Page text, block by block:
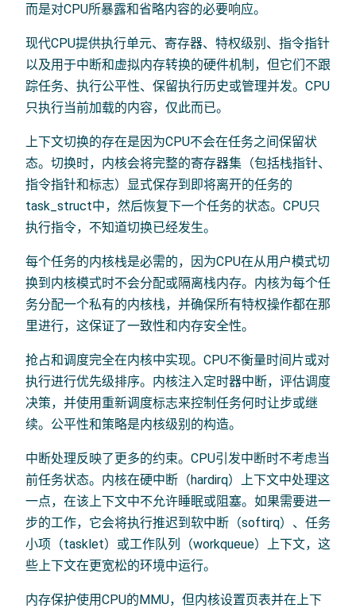
而是对CPU所暴露和省略内容的必要响应。
现代CPU提供执行单元、寄存器、特权级别、指令指针
以及用于中断和虚拟内存转换的硬件机制，但它们不跟
踪任务、执行公平性、保留执行历史或管理并发。CPU
只执行当前加载的内容，仅此而已。
上下文切换的存在是因为CPU不会在任务之间保留状
态。切换时，内核会将完整的寄存器集（包括栈指针、
指令指针和标志）显式保存到即将离开的任务的
task_struct中，然后恢复下一个任务的状态。CPU只
执行指令，不知道切换已经发生。
每个任务的内核栈是必需的，因为CPU在从用户模式切
换到内核模式时不会分配或隔离栈内存。内核为每个任
务分配一个私有的内核栈，并确保所有特权操作都在那
里进行，这保证了一致性和内存安全性。
抢占和调度完全在内核中实现。CPU不衡量时间片或对
执行进行优先级排序。内核注入定时器中断，评估调度
决策，并使用重新调度标志来控制任务何时让步或继
续。公平性和策略是内核级别的构造。
中断处理反映了更多的约束。CPU引发中断时不考虑当
前任务状态。内核在硬中断（hardirq）上下文中处理这
一点，在该上下文中不允许睡眠或阻塞。如果需要进一
步的工作，它会将执行推迟到软中断（softirq）、任务
小项（tasklet）或工作队列（workqueue）上下文，这
些上下文在更宽松的环境中运行。
内存保护使用CPU的MMU，但内核设置页表并在上下